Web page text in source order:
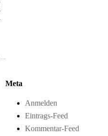
Meta
Anmelden
Eintrags-Feed
Kommentar-Feed